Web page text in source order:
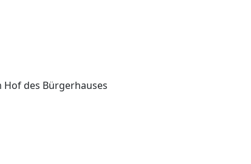
des Bürgerhauses